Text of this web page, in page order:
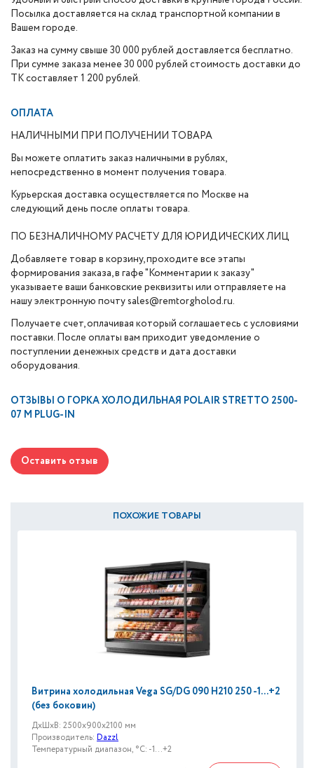
Посылка доставляется на склад транспортной компании в
Вашем городе.
Заказ на сумму свыше 30 000 рублей доставляется бесплатно.
При сумме заказа менее 30 000 рублей стоимость доставки до
ТК составляет 1 200 рублей.
ОПЛАТА
НАЛИЧНЫМИ ПРИ ПОЛУЧЕНИИ ТОВАРА
Вы можете оплатить заказ наличными в рублях,
непосредственно в момент получения товара.
Курьерская доставка осуществляется по Москве на
следующий день после оплаты товара.
ПО БЕЗНАЛИЧНОМУ РАСЧЕТУ ДЛЯ ЮРИДИЧЕСКИХ ЛИЦ
Добавляете товар в корзину, проходите все этапы
формирования заказа, в гафе "Комментарии к заказу"
указываете ваши банковские реквизиты или отправляете на
нашу электронную почту sales@remtorgholod.ru.
Получаете счет, оплачивая который соглашаетесь с условиями
поставки. После оплаты вам приходит уведомление о
поступлении денежных средств и дата доставки
оборудования.
ОТЗЫВЫ О ГОРКА ХОЛОДИЛЬНАЯ POLAIR STRETTO 2500-
07 M PLUG-IN
Оставить отзыв
ПОХОЖИЕ ТОВАРЫ
Витрина холодильная Vega SG/DG 090 H210 250 -1...+2
(без боковин)
ДxШxВ: 2500x900x2100 мм
Производитель: Dazzl
Температурный диапазон, °C: -1...+2